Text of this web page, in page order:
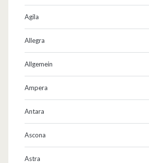
Agila
Allegra
Allgemein
Ampera
Antara
Ascona
Astra